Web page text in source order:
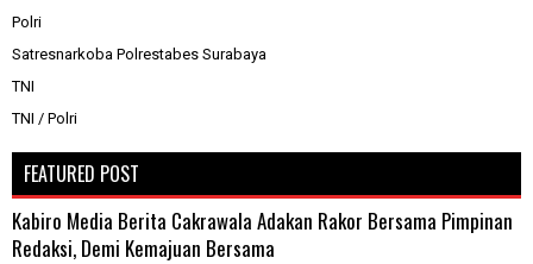
Polri
Satresnarkoba Polrestabes Surabaya
TNI
TNI / Polri
FEATURED POST
Kabiro Media Berita Cakrawala Adakan Rakor Bersama Pimpinan
Redaksi, Demi Kemajuan Bersama